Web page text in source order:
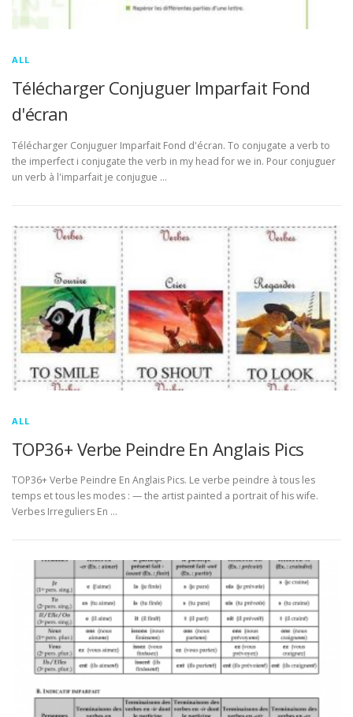
ALL
Télécharger Conjuguer Imparfait Fond
d'écran
Télécharger Conjuguer Imparfait Fond d'écran. To conjugate a verb to
the imperfect i conjugate the verb in my head for we in. Pour conjuguer
un verb à l'imparfait je conjugue …
ALL
TOP36+ Verbe Peindre En Anglais Pics
TOP36+ Verbe Peindre En Anglais Pics. Le verbe peindre à tous les
temps et tous les modes : — the artist painted a portrait of his wife.
Verbes Irreguliers En …